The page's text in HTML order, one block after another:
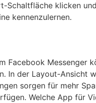
Schaltfläche klicken
kennenzulernen.
Facebook Messenger
In der Layout-Ansicht
sorgen für mehr
Welche App für